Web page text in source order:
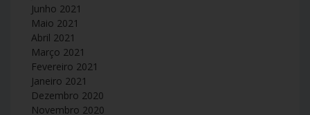
Junho 2021
Maio 2021
Abril 2021
Março 2021
Fevereiro 2021
Janeiro 2021
Dezembro 2020
Novembro 2020